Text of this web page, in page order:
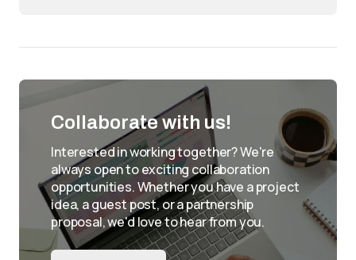
Collaborate with us!
Interested in working together? We're
always open to exciting collaboration
opportunities. Whether you have a project
idea, a guest post, or a partnership
proposal, we'd love to hear from you.